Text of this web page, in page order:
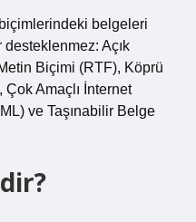
belgeleri
Açık
Biçimi (RTF), Köprü
Amaçlı İnternet
ve Taşınabilir Belge